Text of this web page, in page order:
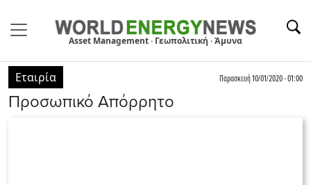
Asset Management · Γεωπολιτική · Άμυνα
Εταιρία Παρασκευή 10/01/2020 - 01:00
Προσωπικό Απόρρητο